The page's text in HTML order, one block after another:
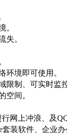
。
。
环境即可使用
制、可实时监
空间。
网上冲浪、及
装软件、企业